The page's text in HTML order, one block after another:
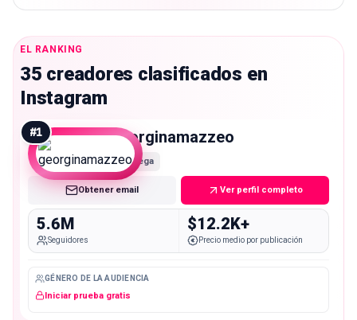
EL RANKING
35 creadores clasificados en
Instagram
#1 georginamazzeo
Mega
Obtener email Ver perfil completo
5.6M
Seguidores
$12.2K+
Precio medio por publicación
GÉNERO DE LA AUDIENCIA
Iniciar prueba gratis